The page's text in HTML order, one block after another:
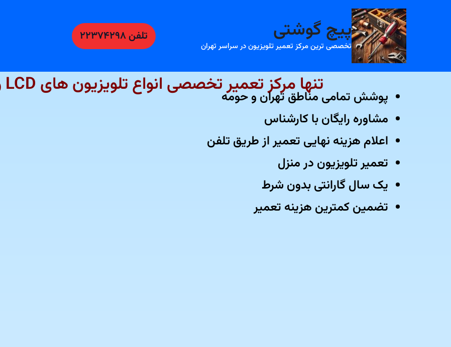
پیچ گوشتی
تخصصی ترین مرکز تعمیر تلویزیون در سراسر تهران
تلفن ۲۲۳۷۴۲۹۸
تنها مرکز تعمیر تخصصی انواع تلویزیون های LCD و LED در تهران
پوشش تمامی مناطق تهران و حومه
مشاوره رایگان با کارشناس
اعلام هزینه نهایی تعمیر از طریق تلفن
تعمیر تلویزیون در منزل
یک سال گارانتی بدون شرط
تضمین کمترین هزینه تعمیر